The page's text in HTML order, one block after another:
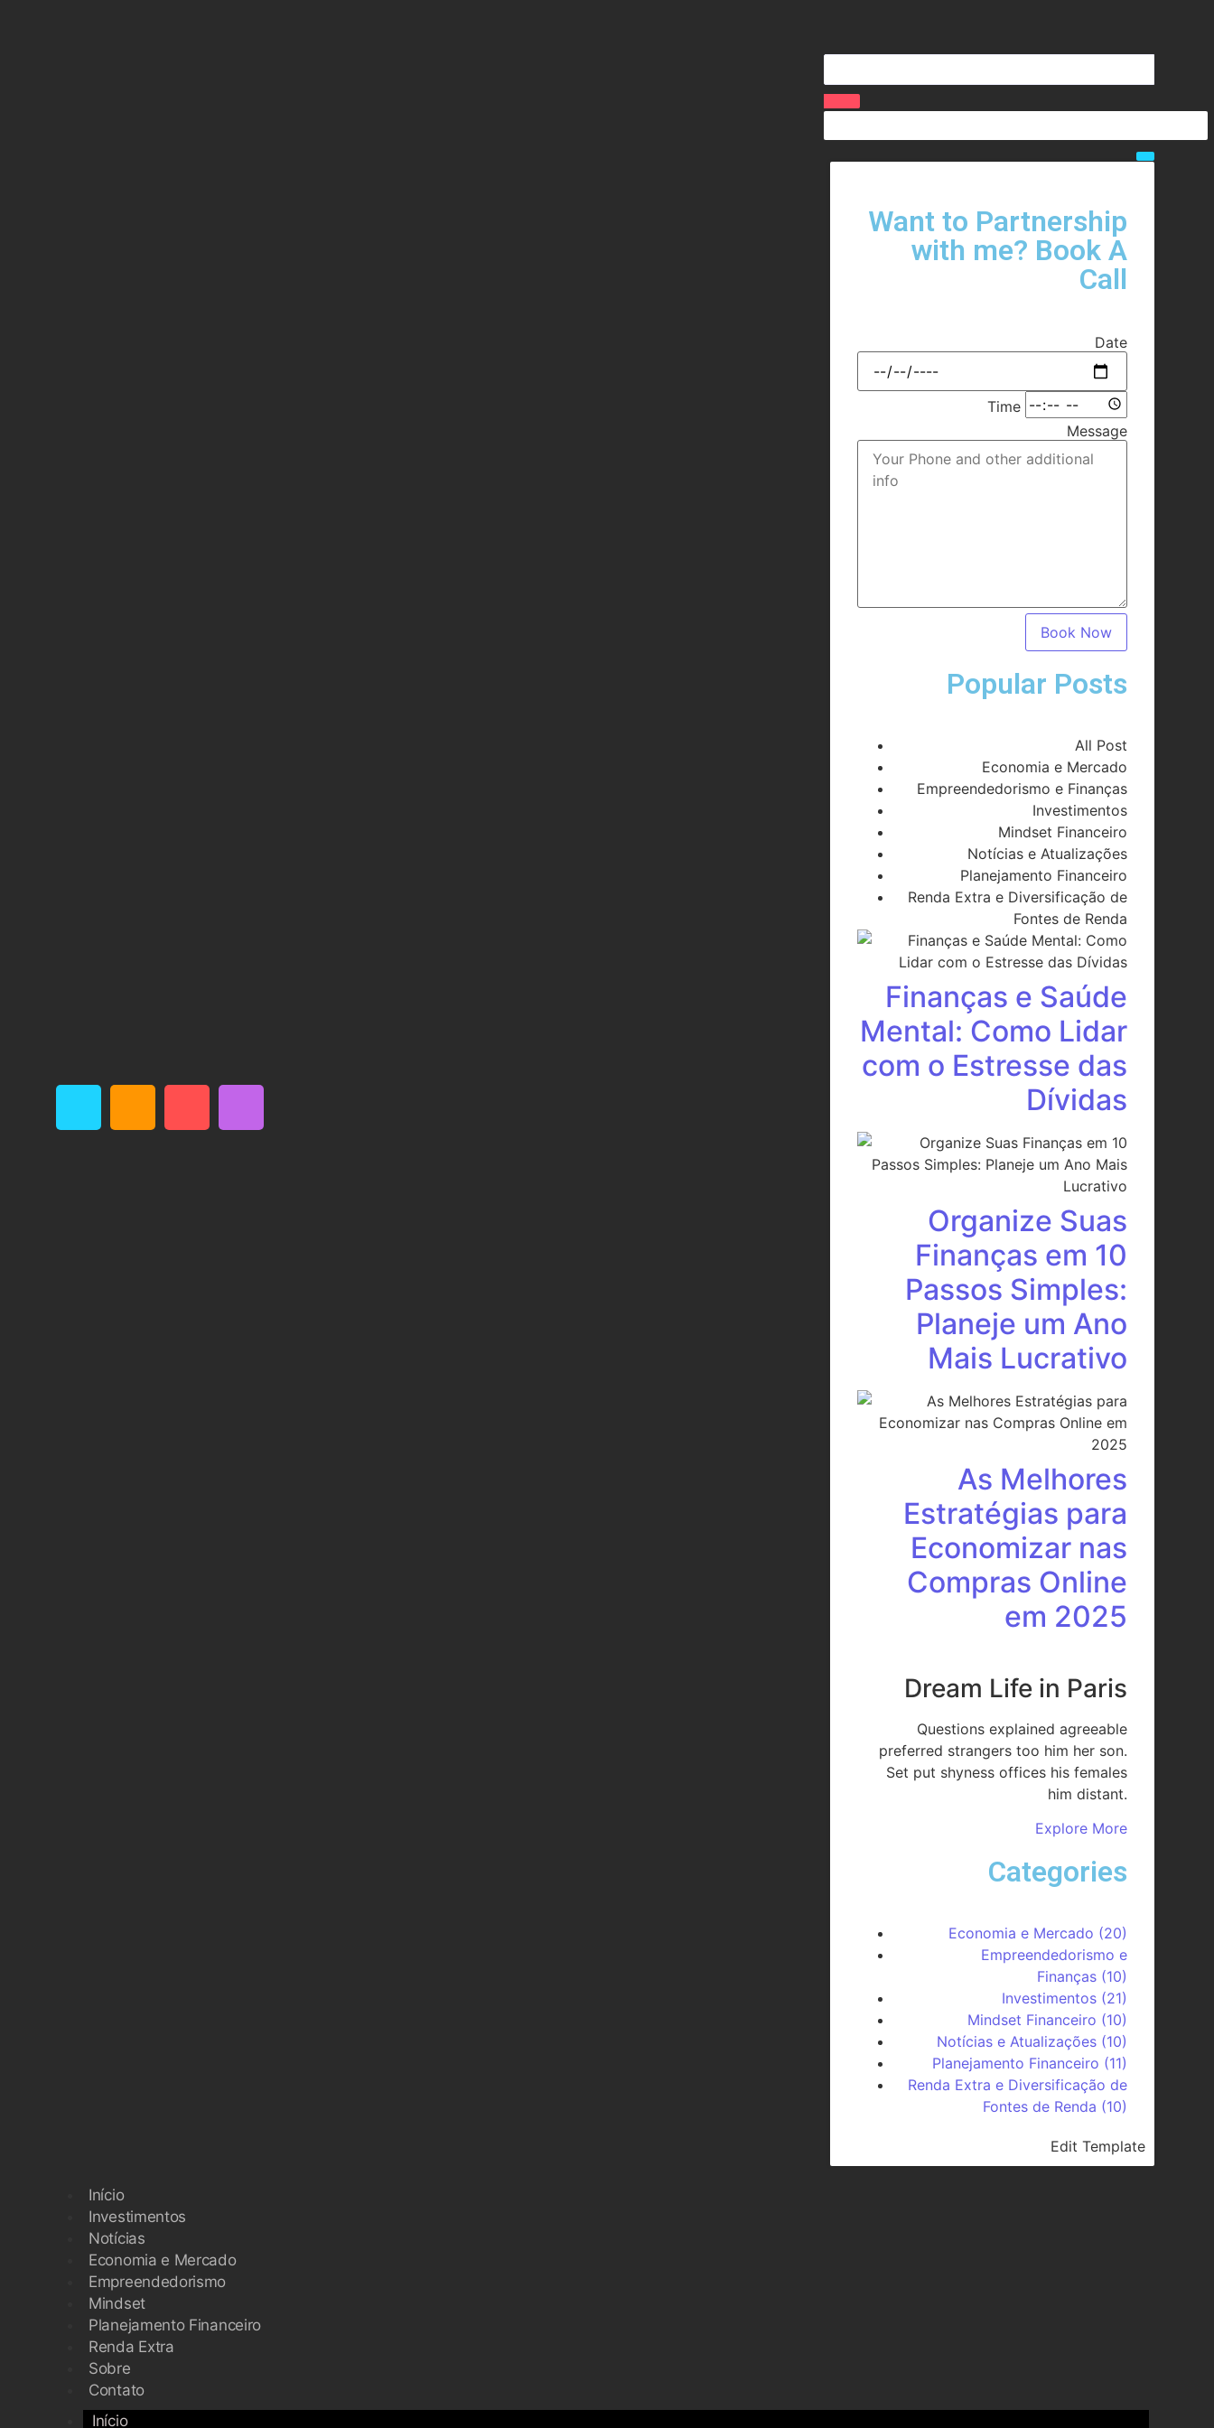
Want to Partnership
with me? Book A
Call
Date
Time
Message
Book Now
Popular Posts
All Post
Economia e Mercado
Empreendedorismo e Finanças
Investimentos
Mindset Financeiro
Notícias e Atualizações
Planejamento Financeiro
Renda Extra e Diversificação de
Fontes de Renda
Finanças e Saúde
Mental: Como Lidar
com o Estresse das
Dívidas
Organize Suas
Finanças em 10
Passos Simples:
Planeje um Ano
Mais Lucrativo
As Melhores
Estratégias para
Economizar nas
Compras Online
em 2025
Dream Life in Paris
Questions explained agreeable
preferred strangers too him her son.
Set put shyness offices his females
him distant.
Explore More
Categories
Economia e Mercado (20)
Empreendedorismo e
Finanças(10)
Investimentos(21)
Mindset Financeiro (10)
Notícias e Atualizações(10)
Planejamento Financeiro (11)
Renda Extra e Diversificação de
Fontes de Renda (10)
Edit Template
Início
Investimentos
Notícias
Economia e Mercado
Empreendedorismo
Mindset
Planejamento Financeiro
Renda Extra
Sobre
Contato
Início